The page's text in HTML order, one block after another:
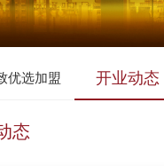
优选加盟 开业动态
态